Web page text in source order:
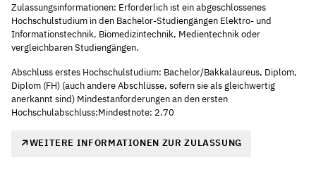
Zulassungsinformationen: Erforderlich ist ein abgeschlossenes
Hochschulstudium in den Bachelor-Studiengängen Elektro- und
Informationstechnik, Biomedizintechnik, Medientechnik oder
vergleichbaren Studiengängen.
Abschluss erstes Hochschulstudium: Bachelor/Bakkalaureus, Diplom,
Diplom (FH) (auch andere Abschlüsse, sofern sie als gleichwertig
anerkannt sind) Mindestanforderungen an den ersten
Hochschulabschluss:Mindestnote: 2.70
WEITERE INFORMATIONEN ZUR ZULASSUNG